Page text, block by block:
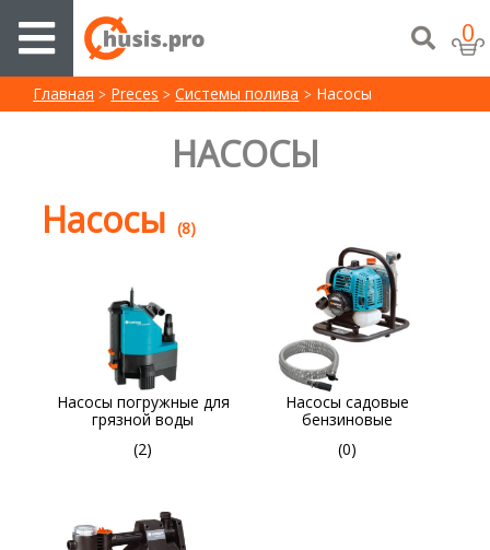
0
Главная Preces Системы полива Насосы
НАСОСЫ
Насосы (8)
Насосы погружные для
грязной воды
(2)
Насосы садовые
бензиновые
(0)